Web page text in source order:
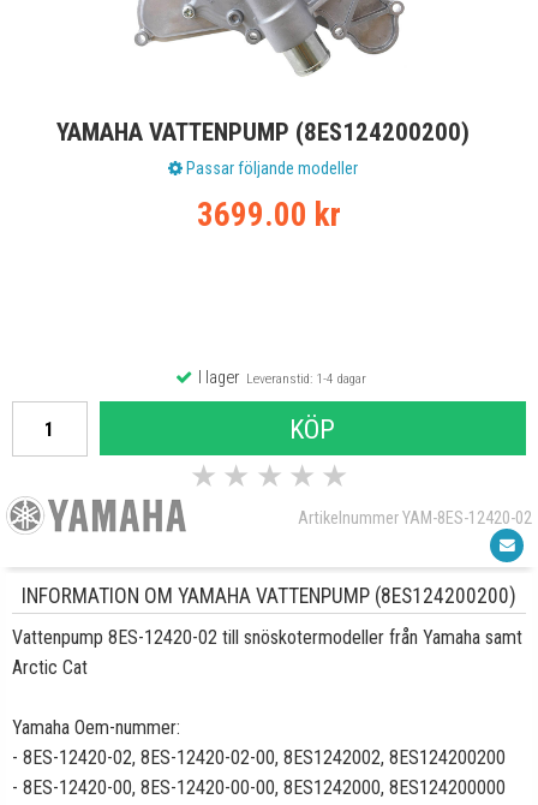
YAMAHA VATTENPUMP (8ES124200200)
Passar följande modeller
3699.00 kr
I lagerLeveranstid: 1-4 dagar
KÖP
★ ★ ★ ★ ★
Artikelnummer YAM-8ES-12420-02
INFORMATION OM YAMAHA VATTENPUMP (8ES124200200)
Vattenpump 8ES-12420-02 till snöskotermodeller från Yamaha samt
Arctic Cat
Yamaha Oem-nummer:
- 8ES-12420-02, 8ES-12420-02-00, 8ES1242002, 8ES124200200
- 8ES-12420-00, 8ES-12420-00-00, 8ES1242000, 8ES124200000